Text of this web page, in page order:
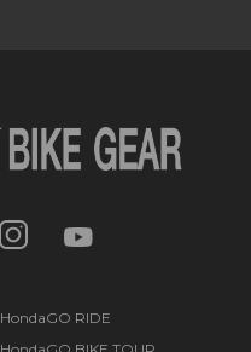
HondaGO RIDE